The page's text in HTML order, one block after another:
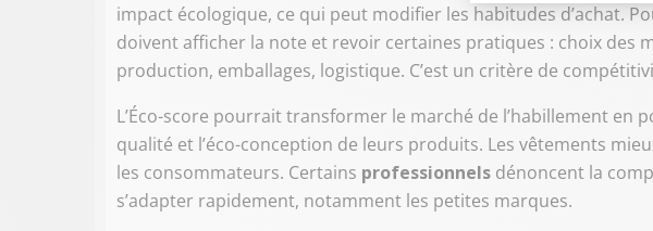
impact écologique, ce qui peut modifier les habitudes d’achat.
doivent afficher la note et revoir certaines pratiques : choix des
production, emballages, logistique. C’est un critère de
L’Éco-score pourrait transformer le marché de l’habillement en
qualité et l’éco-conception de leurs produits. Les vêtements
les consommateurs. Certains professionnels dénoncent la
s’adapter rapidement, notamment les petites marques.